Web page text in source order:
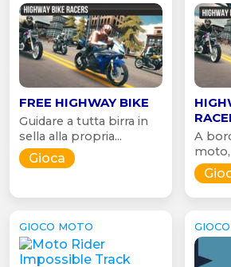
FREE HIGHWAY BIKE
Guidare a tutta birra in
sella alla propria...
Gioca
A
moto,
GIOCO MOTO